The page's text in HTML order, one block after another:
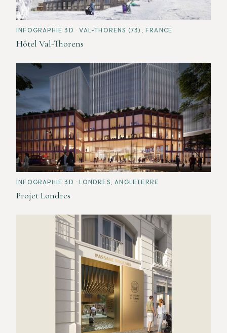
INFOGRAPHIE 3D · VAL-THORENS (73), FRANCE
Hôtel Val-Thorens
INFOGRAPHIE 3D · LONDRES, ANGLETERRE
Projet Londres